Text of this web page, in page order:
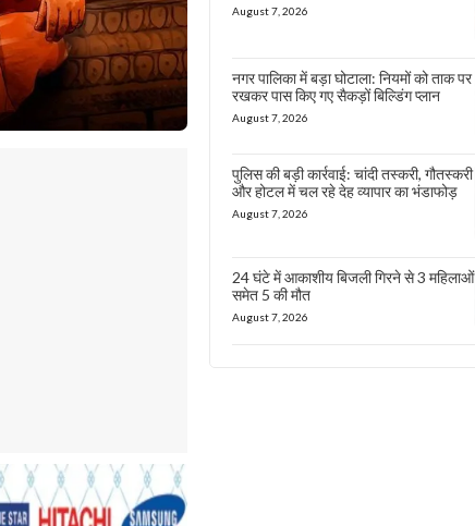
August 7, 2026
नगर पालिका में बड़ा घोटाला: नियमों को ताक पर
रखकर पास किए गए सैकड़ों बिल्डिंग प्लान
August 7, 2026
पुलिस की बड़ी कार्रवाई: चांदी तस्करी, गौतस्करी
और होटल में चल रहे देह व्यापार का भंडाफोड़
August 7, 2026
24 घंटे में आकाशीय बिजली गिरने से 3 महिलाओं
समेत 5 की मौत
August 7, 2026